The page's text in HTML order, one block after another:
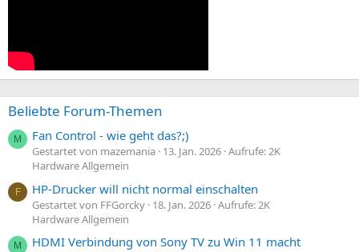
Beliebte Forum-Themen
M Fan Control - wie geht das?;)
Gestartet von mazemania 13. Jan. 2026 Aufrufe: 2K
Hardware Allgemein
F HP-Drucker will nicht normal einschalten
Gestartet von FFGorcky 18. Jan. 2026 Aufrufe: 2K
Hardware Allgemein
M
HDMI Verbindung von Sony TV zu Win 11 macht